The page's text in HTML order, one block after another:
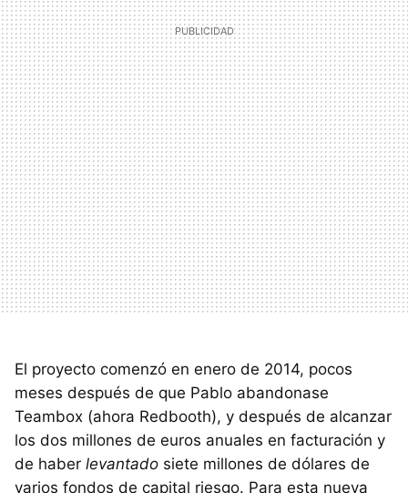
El proyecto comenzó en enero de 2014, pocos
meses después de que Pablo abandonase
Teambox (ahora Redbooth), y después de alcanzar
los dos millones de euros anuales en facturación y
de haber levantado siete millones de dólares de
varios fondos de capital riesgo. Para esta nueva